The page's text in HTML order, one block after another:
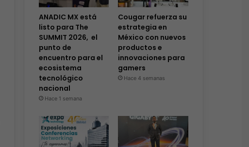
ANADIC MX está
listo para The
SUMMIT 2026, el
punto de
encuentro para el
ecosistema
tecnológico
nacional
Hace 1 semana
Cougar refuerza su
estrategia en
México con nuevos
productos e
innovaciones para
gamers
Hace 4 semanas